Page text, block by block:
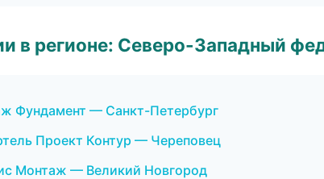
в регионе: Северо-Западный
Фундамент — Санкт-Петербург
Проект Контур — Череповец
Монтаж — Великий Новгород